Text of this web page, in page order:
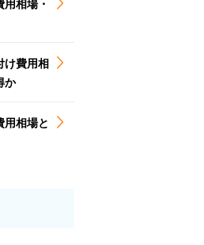
相場・
け費用相
か
用相場と